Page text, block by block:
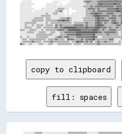
copy to clipboard
fill: spaces